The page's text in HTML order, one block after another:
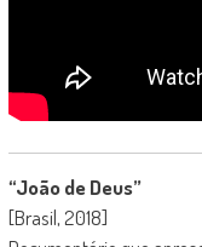
“João de Deus”
[Brasil, 2018]